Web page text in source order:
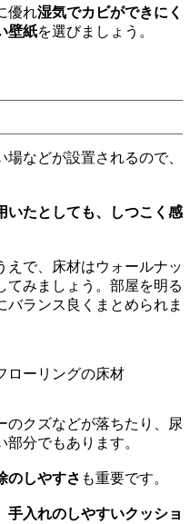
優れ湿気でカビができにく
壁紙を選びましょう。
などが設置されるので、
いたとしても、しつこく感
えで、床材はウォールナッ
てみましょう。部屋を明る
バランス良くまとめられま
のクズなどが落ちたり、尿
分でもあります。
のしやすさ も重要です。
手入れのしやすいクッショ